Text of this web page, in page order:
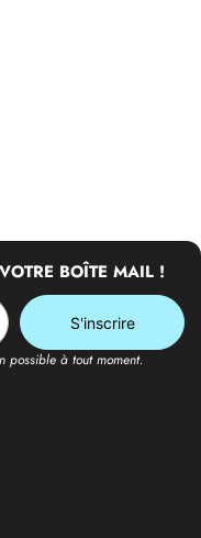
BOÎTE MAIL !
possible à tout moment.